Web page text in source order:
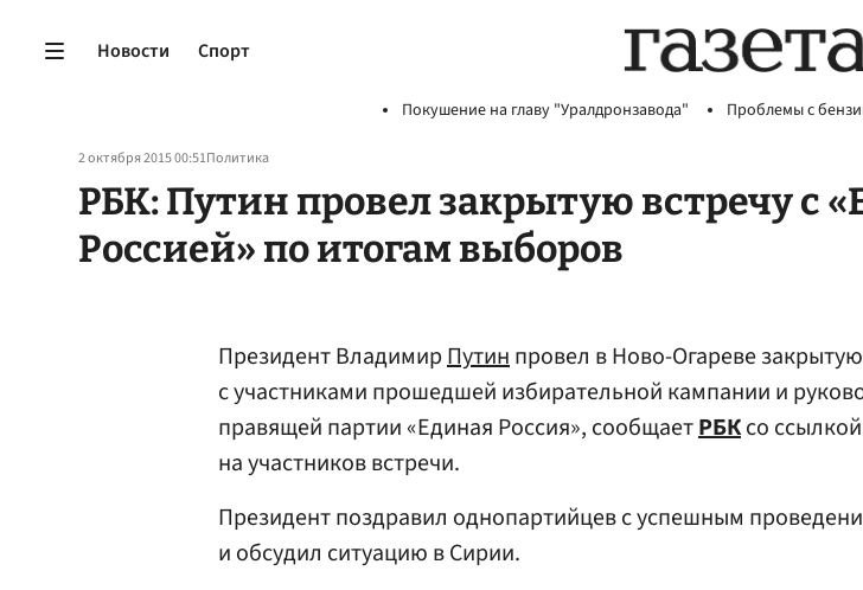
Новости Спорт
Покушение на главу "Уралдронзавода" Проблемы с
2 октября 2015 00:51Политика
РБК: Путин провел закрытую встречу с
Россией» по итогам выборов
Президент ВладимирПутинпровел в Ново-Огареве
с участниками прошедшей избирательной кампании и
правящей партии «Единая Россия», сообщаетРБКсо ссылкой
на участников встречи.
Президент поздравил однопартийцев с успешным
и обсудил ситуацию в Сирии.